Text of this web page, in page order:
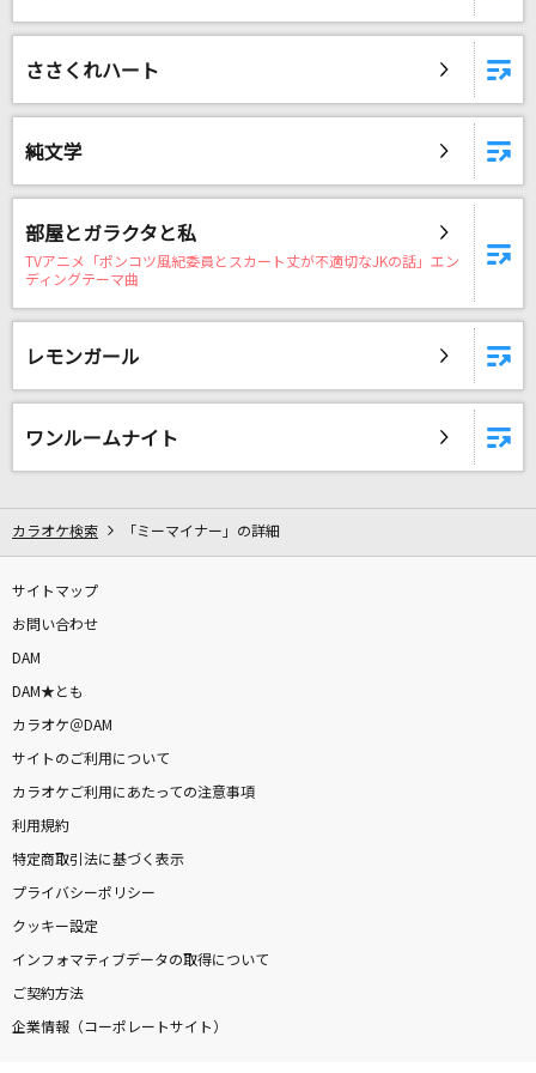
Lemon
[生音]平行線
さユり
決戦スピリット
CHiCO with HoneyWorks
P・A・R・A・D・O・X
嵐(アラシ)
DAMの新曲・ランキングなど
ささくれハート
純文学
部屋とガラクタと私
TVアニメ「ポンコツ風紀委員とスカート丈が不適切なJKの話」エン
ディングテーマ曲
レモンガール
ワンルームナイト
カラオケ検索 「ミーマイナー」の詳細
サイトマップ
お問い合わせ
DAM
DAM★とも
カラオケ＠DAM
サイトのご利用について
カラオケご利用にあたっての注意事項
利用規約
特定商取引法に基づく表示
プライバシーポリシー
クッキー設定
インフォマティブデータの取得について
ご契約方法
企業情報（コーポレートサイト）